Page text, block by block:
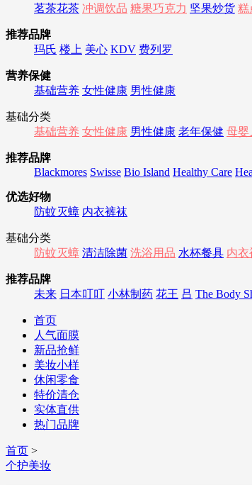
茗茶花茶 冲调饮品 糖果巧克力 坚果炒货 糕
推荐品牌
玛氏 楼上 美心 KDV 费列罗
营养保健
基础营养 女性健康 男性健康
基础分类
基础营养 女性健康 男性健康 老年保健 母婴
推荐品牌
Blackmores Swisse Bio Island Healthy Care
优选好物
防蚊灭蟑 内衣裤袜
基础分类
防蚊灭蟑 清洁除菌 洗浴用品 水杯餐具 内衣
推荐品牌
未来 日本叮叮 小林制药 花王 吕 The Body
首页
人气面膜
新品抢鲜
美妆小样
休闲零食
特价清仓
实体直供
热门品牌
首页 >
个护美妆